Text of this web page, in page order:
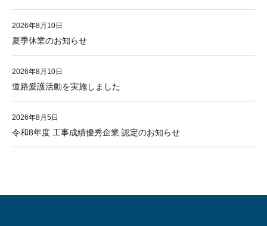
2026年8月10日
夏季休業のお知らせ
2026年8月10日
道路愛護活動を実施しました
2026年8月5日
令和8年度 工事成績優秀企業 認定のお知らせ